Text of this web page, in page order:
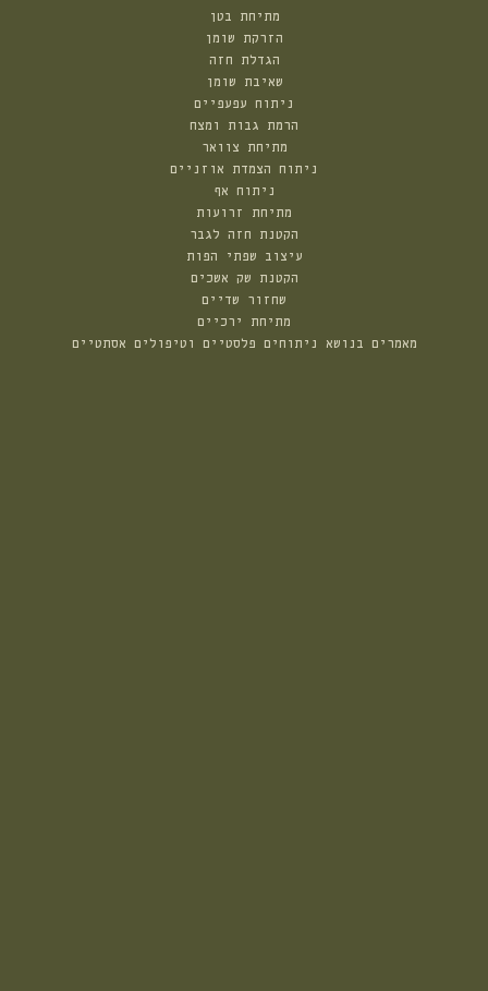
מתיחת בטן
הזרקת שומן
הגדלת חזה
שאיבת שומן
ניתוח עפעפיים
הרמת גבות ומצח
מתיחת צוואר
ניתוח הצמדת אוזניים
ניתוח אף
מתיחת זרועות
הקטנת חזה לגבר
עיצוב שפתי הפות
הקטנת שק אשכים
שחזור שדיים
מתיחת ירכיים
מאמרים בנושא ניתוחים פלסטיים וטיפולים אסתטיים